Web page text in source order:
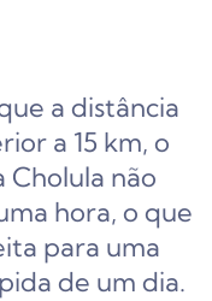
a distância
a 15 km, o
Cholula não
hora, o que
para uma
de um dia.